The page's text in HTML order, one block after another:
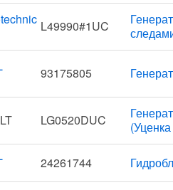
L49990#1UC
93175805
LG0520DUC
24261744